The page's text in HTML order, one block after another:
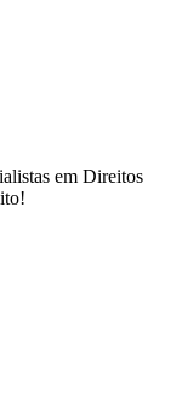
em Direitos